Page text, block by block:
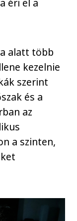
éri el a
alatt több
kezelnie
szerint
és a
az
a szinten,